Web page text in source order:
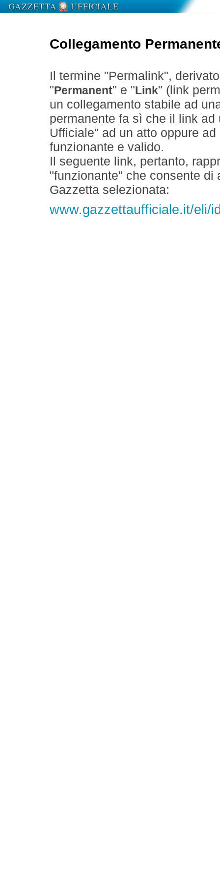
Collegamento
Il termine "Permalink",
" Permanent" e " Link" (link
un collegamento stabile ad
permanente fa sì che il link
Ufficiale" ad un atto oppure
funzionante e valido.
Il seguente link, pertanto,
"funzionante" che consente
Gazzetta selezionata:
www.gazzettaufficiale.it/eli/